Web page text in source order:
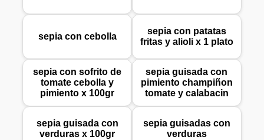
sepia con cebolla
sepia con patatas
fritas y alioli x 1 plato
sepia con sofrito de
tomate cebolla y
pimiento x 100gr
sepia guisada con
pimiento champiñon
tomate y calabacin
sepia guisada con
verduras x 100gr
sepia guisadas con
verduras